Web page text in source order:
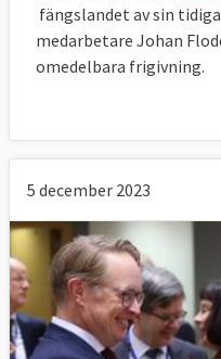
fängslandet av sin
medarbetare Johan
omedelbara frigivning.
5 december 2023